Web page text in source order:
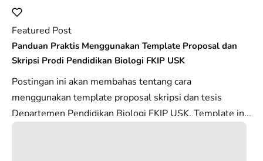
Featured Post
Panduan Praktis Menggunakan Template Proposal dan
Skripsi Prodi Pendidikan Biologi FKIP USK
Postingan ini akan membahas tentang cara
menggunakan template proposal skripsi dan tesis
Departemen Pendidikan Biologi FKIP USK. Template in...